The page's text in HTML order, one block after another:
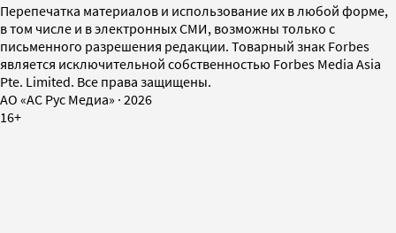
Перепечатка материалов и использование их в любой форме,
в том числе и в электронных СМИ, возможны только с
письменного разрешения редакции. Товарный знак Forbes
является исключительной собственностью Forbes Media Asia
Pte. Limited. Все права защищены.
AO «АС Рус Медиа» · 2026
16+